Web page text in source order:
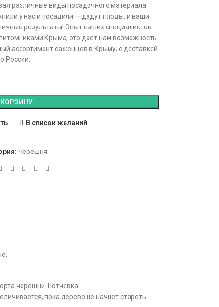
различные виды посадочного материала.
у нас и посадили — дадут плоды, и ваши
результаты! Опыт наших специалистов
Крыма, это дает нам возможность
ассортимент саженцев в Крыму, с доставкой
России.
КОРЗИНУ
В список желаний
Черешня
черешни Тютчевка.
пока дерево не начнет стареть.